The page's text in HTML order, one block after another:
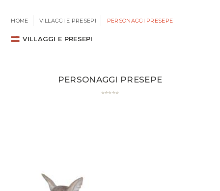
HOME VILLAGGI E PRESEPI PERSONAGGI PRESEPE
VILLAGGI E PRESEPI
PERSONAGGI PRESEPE